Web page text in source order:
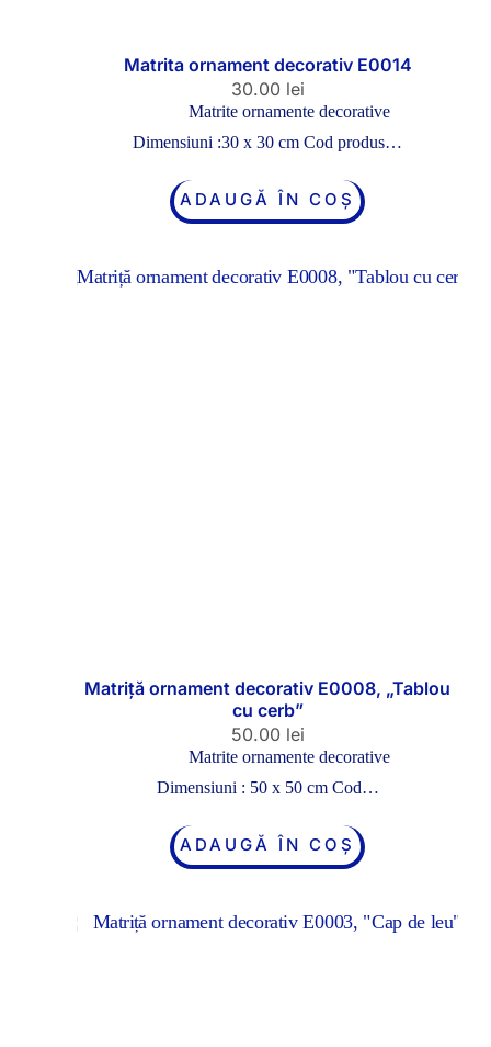
Matrita ornament decorativ E0014
30.00 lei
Matrite ornamente decorative
Dimensiuni :30 x 30 cm Cod produs…
ADAUGĂ ÎN COȘ
Matriță ornament decorativ E0008, „Tablou
cu cerb”
50.00 lei
Matrite ornamente decorative
Dimensiuni : 50 x 50 cm Cod…
ADAUGĂ ÎN COȘ